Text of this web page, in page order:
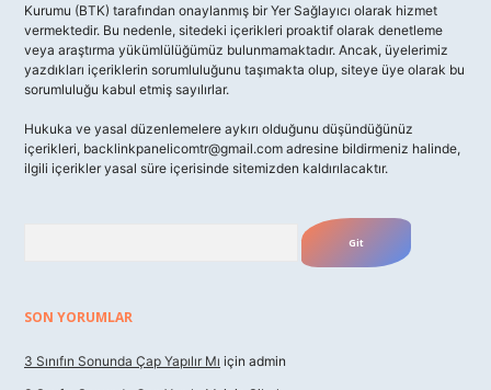
Kurumu (BTK) tarafından onaylanmış bir Yer Sağlayıcı olarak hizmet
vermektedir. Bu nedenle, sitedeki içerikleri proaktif olarak denetleme
veya araştırma yükümlülüğümüz bulunmamaktadır. Ancak, üyelerimiz
yazdıkları içeriklerin sorumluluğunu taşımakta olup, siteye üye olarak bu
sorumluluğu kabul etmiş sayılırlar.
Hukuka ve yasal düzenlemelere aykırı olduğunu düşündüğünüz
içerikleri, backlinkpanelicomtr@gmail.com adresine bildirmeniz halinde,
ilgili içerikler yasal süre içerisinde sitemizden kaldırılacaktır.
SON YORUMLAR
3 Sınıfın Sonunda Çap Yapılır Mı için admin